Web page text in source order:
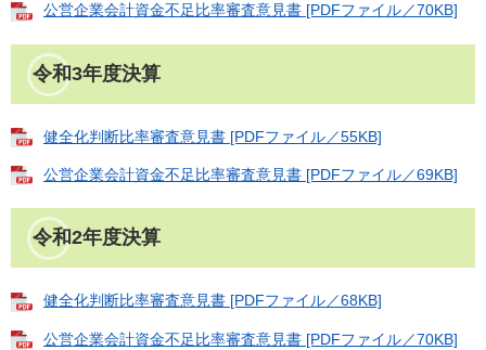
公営企業会計資金不足比率審査意見書 [PDFファイル／70KB]
令和3年度決算
健全化判断比率審査意見書 [PDFファイル／55KB]
公営企業会計資金不足比率審査意見書 [PDFファイル／69KB]
令和2年度決算
健全化判断比率審査意見書 [PDFファイル／68KB]
公営企業会計資金不足比率審査意見書 [PDFファイル／70KB]